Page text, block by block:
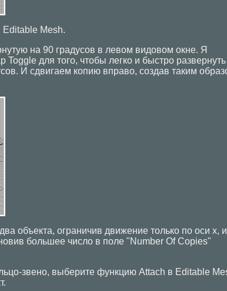
Mesh.
на 90 градусов в левом видовом окне. Я
для того, чтобы легко и быстро развернуть
И сдвигаем копию вправо, создав таким
объекта, ограничив движение только по оси x, и
большее число в поле "Number Of Copies"
звено, выберите функцию Attach в Editable